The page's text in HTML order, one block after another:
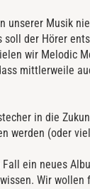
unserer Musik
der Hörer
wir Melodic
mittlerweile
in die
werden (oder
ein neues
Wir